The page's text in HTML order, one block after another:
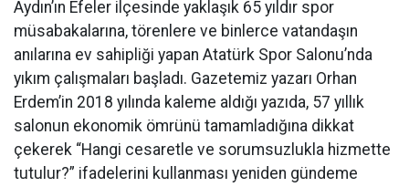
Aydın’ın Efeler ilçesinde yaklaşık 65 yıldır spor
müsabakalarına, törenlere ve binlerce vatandaşın
anılarına ev sahipliği yapan Atatürk Spor Salonu’nda
yıkım çalışmaları başladı. Gazetemiz yazarı Orhan
Erdem’in 2018 yılında kaleme aldığı yazıda, 57 yıllık
salonun ekonomik ömrünü tamamladığına dikkat
çekerek “Hangi cesaretle ve sorumsuzlukla hizmette
tutulur?” ifadelerini kullanması yeniden gündeme